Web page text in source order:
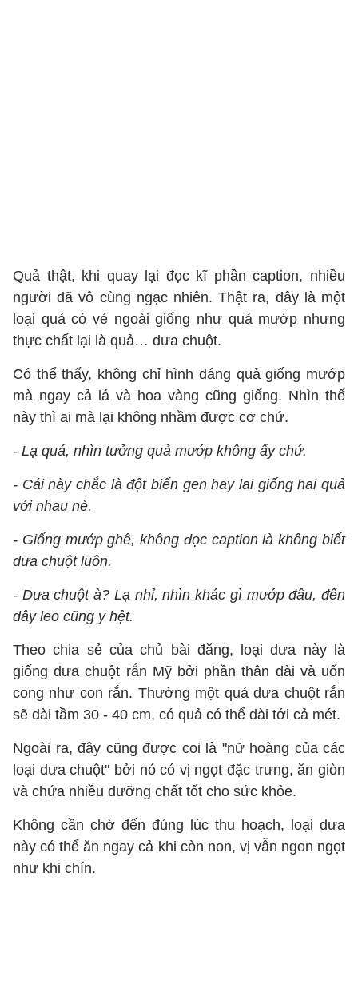
Quả thật, khi quay lại đọc kĩ phần caption, nhiều
người đã vô cùng ngạc nhiên. Thật ra, đây là một
loại quả có vẻ ngoài giống như quả mướp nhưng
thực chất lại là quả… dưa chuột.
Có thể thấy, không chỉ hình dáng quả giống mướp
mà ngay cả lá và hoa vàng cũng giống. Nhìn thế
này thì ai mà lại không nhầm được cơ chứ.
- Lạ quá, nhìn tưởng quả mướp không ấy chứ.
- Cái này chắc là đột biến gen hay lai giống hai quả
với nhau nè.
- Giống mướp ghê, không đọc caption là không biết
dưa chuột luôn.
- Dưa chuột à? Lạ nhỉ, nhìn khác gì mướp đâu, đến
dây leo cũng y hệt.
Theo chia sẻ của chủ bài đăng, loại dưa này là
giống dưa chuột rắn Mỹ bởi phần thân dài và uốn
cong như con rắn. Thường một quả dưa chuột rắn
sẽ dài tầm 30 - 40 cm, có quả có thể dài tới cả mét.
Ngoài ra, đây cũng được coi là "nữ hoàng của các
loại dưa chuột" bởi nó có vị ngọt đặc trưng, ăn giòn
và chứa nhiều dưỡng chất tốt cho sức khỏe.
Không cần chờ đến đúng lúc thu hoạch, loại dưa
này có thể ăn ngay cả khi còn non, vị vẫn ngon ngọt
như khi chín.